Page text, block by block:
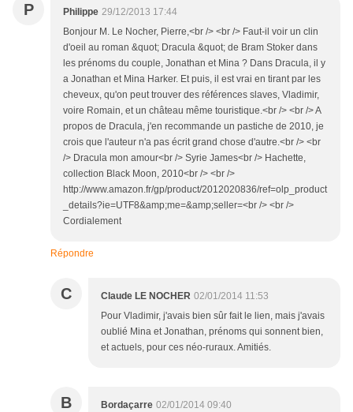
P Philippe 29/12/2013 17:44
Bonjour M. Le Nocher, Pierre,<br /> <br /> Faut-il voir un clin
d'oeil au roman &quot; Dracula &quot; de Bram Stoker dans
les prénoms du couple, Jonathan et Mina ? Dans Dracula, il y
a Jonathan et Mina Harker. Et puis, il est vrai en tirant par les
cheveux, qu'on peut trouver des références slaves, Vladimir,
voire Romain, et un château même touristique.<br /> <br /> A
propos de Dracula, j'en recommande un pastiche de 2010, je
crois que l'auteur n'a pas écrit grand chose d'autre.<br /> <br
/> Dracula mon amour<br /> Syrie James<br /> Hachette,
collection Black Moon, 2010<br /> <br />
http://www.amazon.fr/gp/product/2012020836/ref=olp_product
_details?ie=UTF8&amp;me=&amp;seller=<br /> <br />
Cordialement
Répondre
C Claude LE NOCHER 02/01/2014 11:53
Pour Vladimir, j'avais bien sûr fait le lien, mais j'avais
oublié Mina et Jonathan, prénoms qui sonnent bien,
et actuels, pour ces néo-ruraux. Amitiés.
B Bordaçarre 02/01/2014 09:40